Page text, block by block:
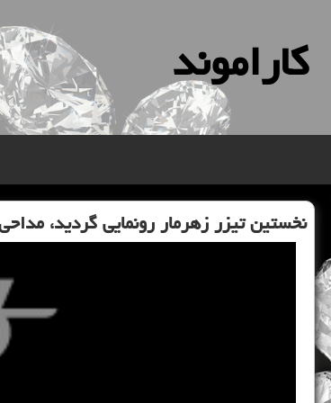
كاراموند
نخستین تیزر زهرمار رونمایی گردید،